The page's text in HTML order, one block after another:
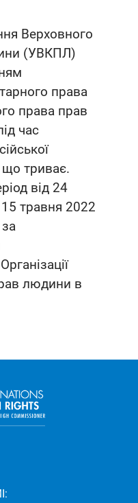
Верховного
(УВКПЛ)
права
права прав
час
що триває.
від 24
травня 2022
людини в